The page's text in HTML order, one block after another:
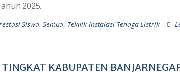
2025.
Siswa, Semua, Teknik Instalasi Tenaga Listrik
KABUPATEN